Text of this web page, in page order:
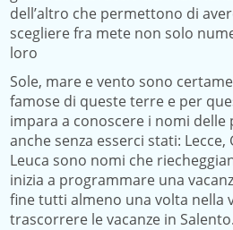
dell’altro che permettono di
scegliere fra mete non solo
loro
Sole, mare e vento sono
famose di queste terre e per
impara a conoscere i nomi
anche senza esserci stati:
Leuca sono nomi che
inizia a programmare una
fine tutti almeno una volta nella
trascorrere le vacanze in Salento.